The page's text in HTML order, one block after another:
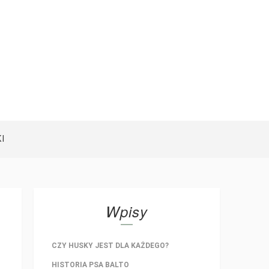
Wpisy
CZY HUSKY JEST DLA KAŻDEGO?
HISTORIA PSA BALTO